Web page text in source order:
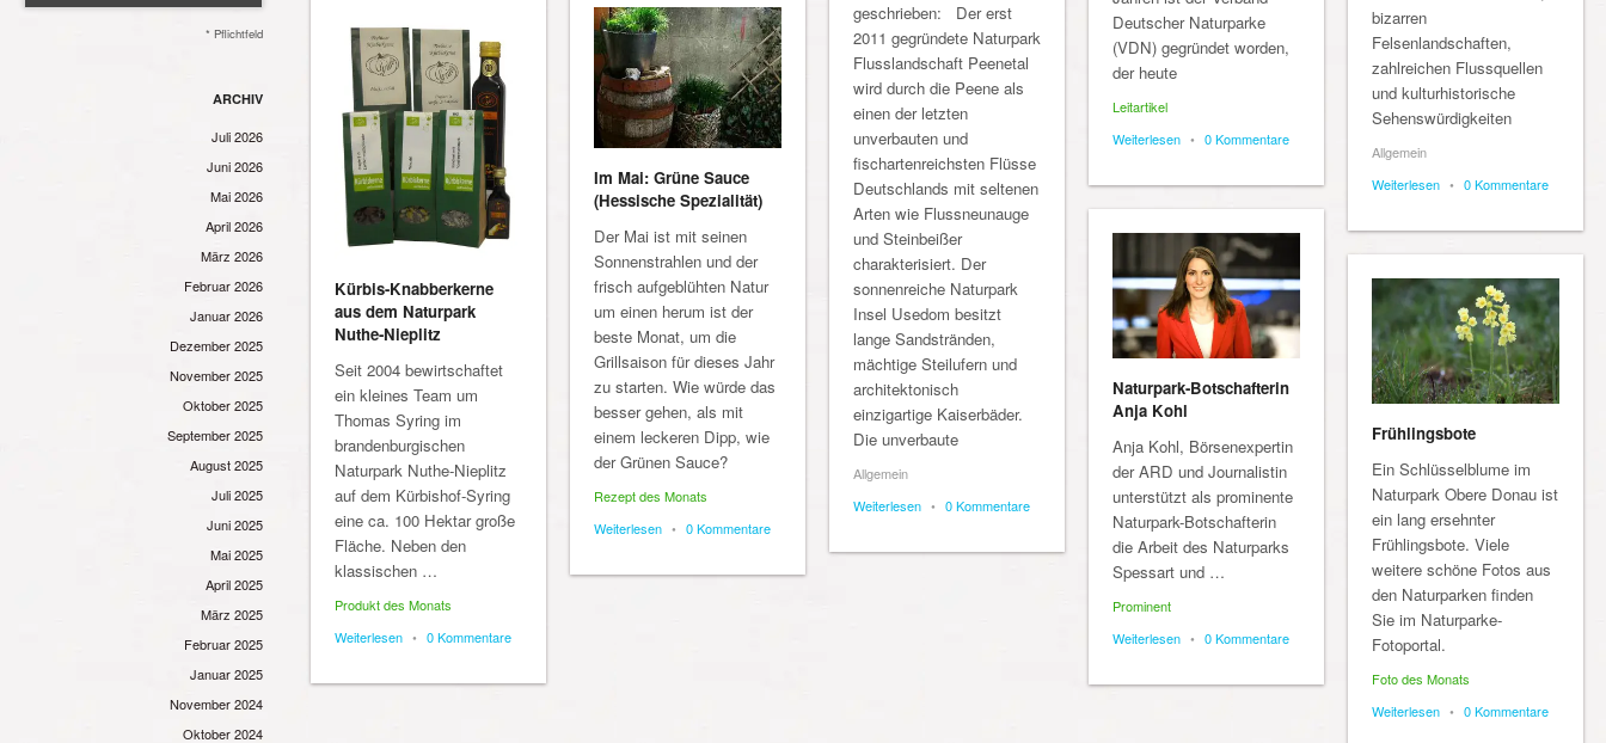
* Pflichtfeld
ARCHIV
Juli 2026
Juni 2026
Mai 2026
April 2026
März 2026
Februar 2026
Januar 2026
Dezember 2025
November 2025
Oktober 2025
September 2025
August 2025
Juli 2025
Juni 2025
Mai 2025
April 2025
März 2025
Februar 2025
Januar 2025
November 2024
Oktober 2024
Deutscher Naturparke
(VDN) gegründet worden,
der heute
Leitartikel
Weiterlesen • 0 Kommentare
bizarren
Felsenlandschaften,
zahlreichen Flussquellen
und kulturhistorische
Sehenswürdigkeiten
Allgemein
Weiterlesen • 0 Kommentare
geschrieben: Der erst
2011 gegründete Naturpark
Flusslandschaft Peenetal
wird durch die Peene als
einen der letzten
unverbauten und
fischartenreichsten Flüsse
Deutschlands mit seltenen
Arten wie Flussneunauge
und Steinbeißer
charakterisiert. Der
sonnenreiche Naturpark
Insel Usedom besitzt
lange Sandstränden,
mächtige Steilufern und
architektonisch
einzigartige Kaiserbäder.
Die unverbaute
Allgemein
Weiterlesen • 0 Kommentare
Im Mai: Grüne Sauce
(Hessische Spezialität)
Der Mai ist mit seinen
Sonnenstrahlen und der
frisch aufgeblühten Natur
um einen herum ist der
beste Monat, um die
Grillsaison für dieses Jahr
zu starten. Wie würde das
besser gehen, als mit
einem leckeren Dipp, wie
der Grünen Sauce?
Rezept des Monats
Weiterlesen • 0 Kommentare
Kürbis-Knabberkerne
aus dem Naturpark
Nuthe-Nieplitz
Seit 2004 bewirtschaftet
ein kleines Team um
Thomas Syring im
brandenburgischen
Naturpark Nuthe-Nieplitz
auf dem Kürbishof-Syring
eine ca. 100 Hektar große
Fläche. Neben den
klassischen …
Produkt des Monats
Weiterlesen • 0 Kommentare
Naturpark-Botschafterin
Anja Kohl
Anja Kohl, Börsenexpertin
der ARD und Journalistin
unterstützt als prominente
Naturpark-Botschafterin
die Arbeit des Naturparks
Spessart und …
Prominent
Weiterlesen • 0 Kommentare
Frühlingsbote
Ein Schlüsselblume im
Naturpark Obere Donau ist
ein lang ersehnter
Frühlingsbote. Viele
weitere schöne Fotos aus
den Naturparken finden
Sie im Naturparke-
Fotoportal.
Foto des Monats
Weiterlesen • 0 Kommentare